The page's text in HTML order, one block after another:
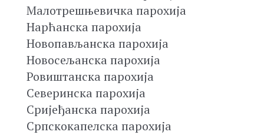
Малотрешњевичка парохија
Нарћанска парохија
Новопављанска парохија
Новосељанска парохија
Ровиштанска парохија
Северинска парохија
Сријеђанска парохија
Српскокапелска парохија